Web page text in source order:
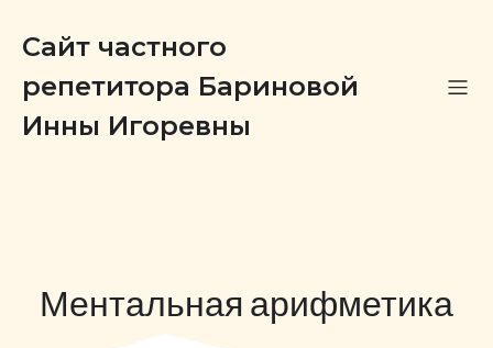
Сайт частного
репетитора Бариновой
Инны Игоревны
Ментальная арифметика